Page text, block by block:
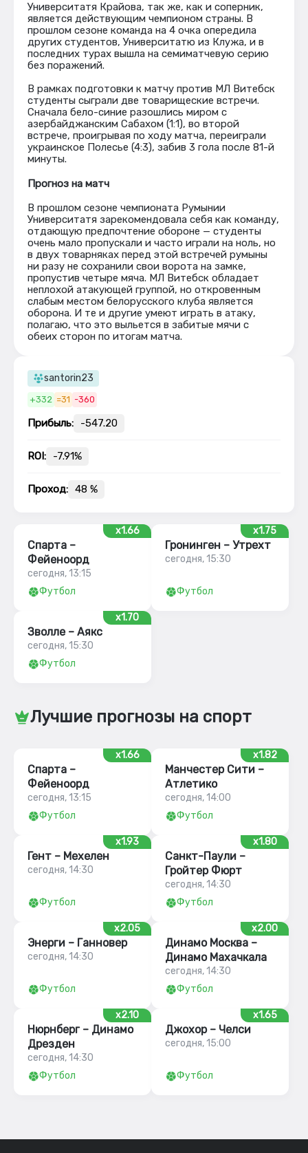
Университатя Крайова, так же, как и соперник,
является действующим чемпионом страны. В
прошлом сезоне команда на 4 очка опередила
других студентов, Университатю из Клужа, и в
последних турах вышла на семиматчевую серию
без поражений.
В рамках подготовки к матчу против МЛ Витебск
студенты сыграли две товарищеские встречи.
Сначала бело-синие разошлись миром с
азербайджанским Сабахом (1:1), во второй
встрече, проигрывая по ходу матча, переиграли
украинское Полесье (4:3), забив 3 гола после 81-й
минуты.
Прогноз на матч
В прошлом сезоне чемпионата Румынии
Университатя зарекомендовала себя как команду,
отдающую предпочтение обороне — студенты
очень мало пропускали и часто играли на ноль, но
в двух товарняках перед этой встречей румыны
ни разу не сохранили свои ворота на замке,
пропустив четыре мяча. МЛ Витебск обладает
неплохой атакующей группой, но откровенным
слабым местом белорусского клуба является
оборона. И те и другие умеют играть в атаку,
полагаю, что это выльется в забитые мячи с
обеих сторон по итогам матча.
santorin23
+332 =31 -360
Прибыль: -547.20
ROI: -7.91%
Проход: 48 %
x1.66
Спарта –
Фейеноорд
сегодня, 13:15
Футбол
x1.75
Гронинген – Утрехт
сегодня, 15:30
Футбол
x1.70
Зволле – Аякс
сегодня, 15:30
Футбол
Лучшие прогнозы на спорт
x1.66
Спарта –
Фейеноорд
сегодня, 13:15
Футбол
x1.82
Манчестер Сити –
Атлетико
сегодня, 14:00
Футбол
x1.93
Гент – Мехелен
сегодня, 14:30
Футбол
x1.80
Санкт-Паули –
Гройтер Фюрт
сегодня, 14:30
Футбол
x2.05
Энерги – Ганновер
сегодня, 14:30
Футбол
x2.00
Динамо Москва –
Динамо Махачкала
сегодня, 14:30
Футбол
x2.10
Нюрнберг – Динамо
Дрезден
сегодня, 14:30
Футбол
x1.65
Джохор – Челси
сегодня, 15:00
Футбол